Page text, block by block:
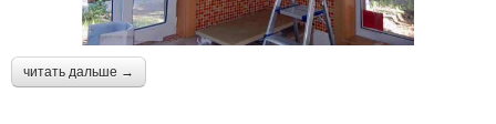
читать дальше →